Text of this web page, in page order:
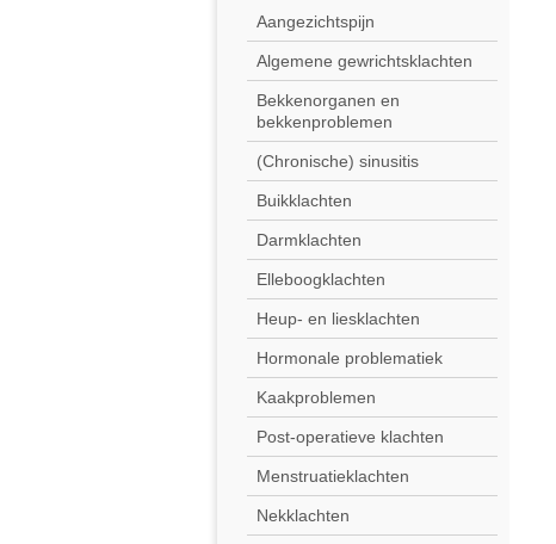
Aangezichtspijn
Algemene gewrichtsklachten
Bekkenorganen en
bekkenproblemen
(Chronische) sinusitis
Buikklachten
Darmklachten
Elleboogklachten
Heup- en liesklachten
Hormonale problematiek
Kaakproblemen
Post-operatieve klachten
Menstruatieklachten
Nekklachten